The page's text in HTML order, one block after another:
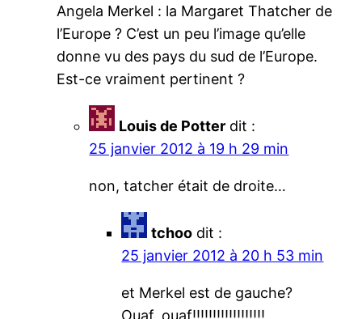
Angela Merkel : la Margaret Thatcher de
l’Europe ? C’est un peu l’image qu’elle
donne vu des pays du sud de l’Europe.
Est-ce vraiment pertinent ?
Louis de Potter dit :
25 janvier 2012 à 19 h 29 min
non, tatcher était de droite…
tchoo dit :
25 janvier 2012 à 20 h 53 min
et Merkel est de gauche?
Ouaf, ouaf!!!!!!!!!!!!!!!!!!